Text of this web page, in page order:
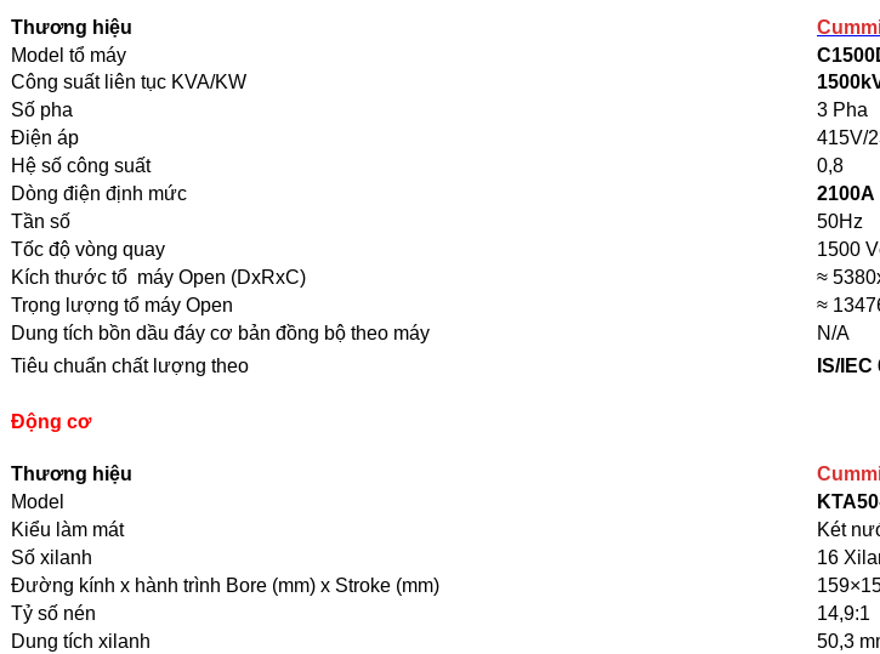
Thương hiệu
Model tổ máy
Công suất liên tục KVA/KW
Số pha
3 Pha
Điện áp
415V/
Hệ số công suất
0,8
Dòng điện định mức
2100A
Tần số
50Hz
Tốc độ vòng quay
1500
Kích thước tổ máy Open (DxRxC)
≈
Trọng lượng tổ máy Open
≈
Dung tích bồn dầu đáy cơ bản đồng bộ theo máy
N/A
Tiêu chuẩn chất lượng theo
IS/
Động cơ
Thương hiệu
Model
Kiểu làm mát
Két
Số xilanh
16
Đường kính x hành trình Bore (mm) x Stroke (mm)
Tỷ số nén
14,9:1
Dung tích xilanh
50,3